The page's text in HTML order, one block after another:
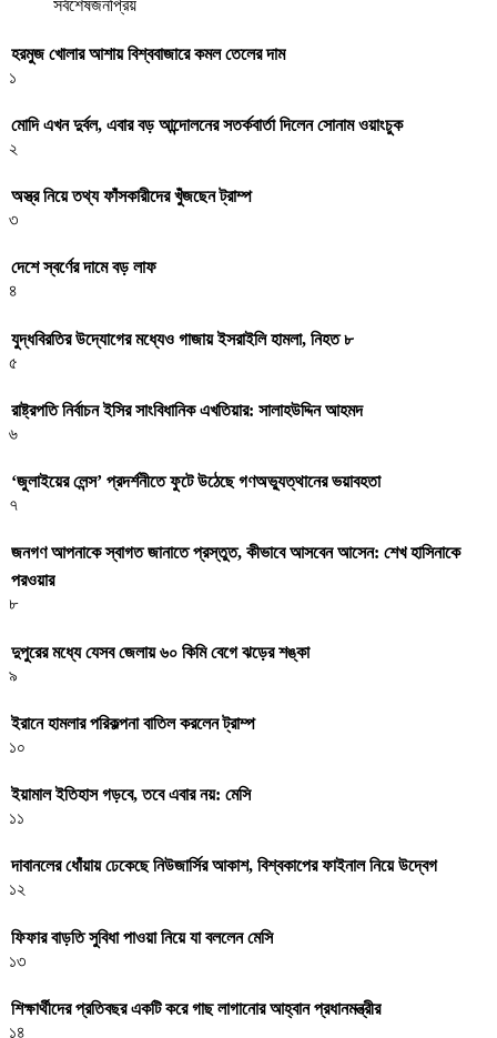
সর্বশেষজনপ্রিয়
হরমুজ খোলার আশায় বিশ্ববাজারে কমল তেলের দাম
১
মোদি এখন দুর্বল, এবার বড় আন্দোলনের সতর্কবার্তা দিলেন সোনাম ওয়াংচুক
২
অস্ত্র নিয়ে তথ্য ফাঁসকারীদের খুঁজছেন ট্রাম্প
৩
দেশে স্বর্ণের দামে বড় লাফ
৪
যুদ্ধবিরতির উদ্যোগের মধ্যেও গাজায় ইসরাইলি হামলা, নিহত ৮
৫
রাষ্ট্রপতি নির্বাচন ইসির সাংবিধানিক এখতিয়ার: সালাহউদ্দিন আহমদ
৬
‘জুলাইয়ের লেন্স’ প্রদর্শনীতে ফুটে উঠেছে গণঅভ্যুত্থানের ভয়াবহতা
৭
জনগণ আপনাকে স্বাগত জানাতে প্রস্তুত, কীভাবে আসবেন আসেন: শেখ হাসিনাকে
পরওয়ার
৮
দুপুরের মধ্যে যেসব জেলায় ৬০ কিমি বেগে ঝড়ের শঙ্কা
৯
ইরানে হামলার পরিকল্পনা বাতিল করলেন ট্রাম্প
১০
ইয়ামাল ইতিহাস গড়বে, তবে এবার নয়: মেসি
১১
দাবানলের ধোঁয়ায় ঢেকেছে নিউজার্সির আকাশ, বিশ্বকাপের ফাইনাল নিয়ে উদ্বেগ
১২
ফিফার বাড়তি সুবিধা পাওয়া নিয়ে যা বললেন মেসি
১৩
শিক্ষার্থীদের প্রতিবছর একটি করে গাছ লাগানোর আহ্বান প্রধানমন্ত্রীর
১৪